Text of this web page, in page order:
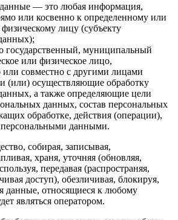
— это любая информация,
или косвенно к определенному или
лицу (субъекту
государственный, муниципальный
или физическое лицо,
или совместно с другими лицами
(или) осуществляющие обработку
а также определяющие цели
данных, состав персональных
обработке, действия (операции),
данными.
собирая, записывая,
храня, уточняя (обновляя,
передавая (распространяя,
доступ), обезличивая, блокируя,
данные, относящиеся к любому
являться оператором.